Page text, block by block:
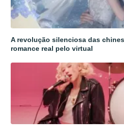
A revolução silenciosa das
romance real pelo virtual